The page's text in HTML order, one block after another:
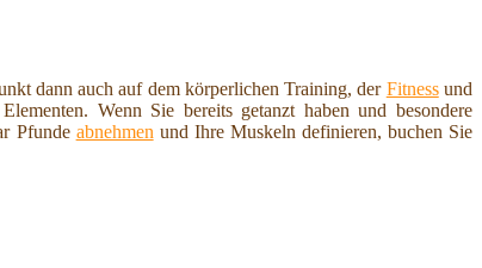
dann auch auf dem körperlichen Training, der Fitnessund
Wenn Sie bereits getanzt haben und besondere
Pfunde abnehmenund Ihre Muskeln definieren, buchen Sie